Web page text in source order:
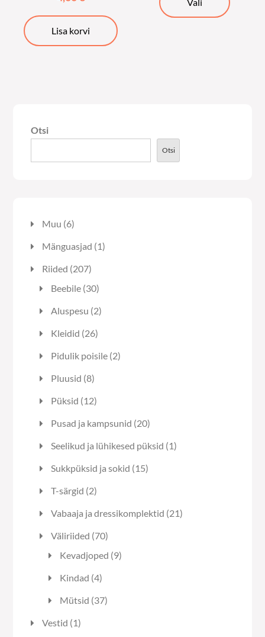
Lisa korvi
tootel
Otsi
Otsi
Muu 66
toodet
Mänguasjad 11
Riided 207207
toodet
Beebile 3030
Aluspesu 22
Kleidid 2626
toodet
Pidulik poisile 22
Pluusid 88
Püksid 1212
Pusad ja kampsunid 2020
toodet
Seelikud ja lühikesed püksid 11
Sukkpüksid ja sokid 1515
T-särgid 22
Vabaaja ja dressikomplektid 2121
Väliriided 7070
toodet
Kevadjoped 99
Kindad 44
Mütsid 3737
Vestid 11